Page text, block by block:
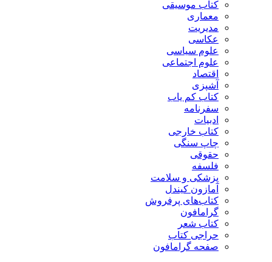
کتاب موسیقی
معماری
مدیریت
عکاسی
علوم سیاسی
علوم اجتماعی
اقتصاد
آشپزی
کتاب کم یاب
سفرنامه
ادبیات
کتاب خارجی
چاپ سنگی
حقوقی
فلسفه
پزشکی و سلامت
آمازون کیندل
کتاب‌های پرفروش
گرامافون
کتاب شعر
حراجی کتاب
صفحه گرامافون